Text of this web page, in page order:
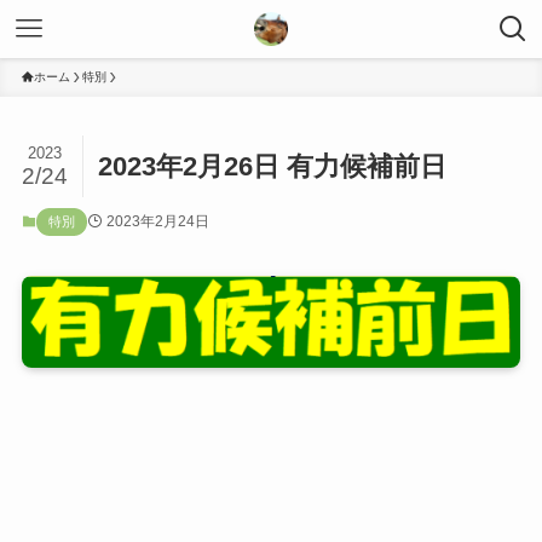
ホーム 特別
2023年2月26日 有力候補前日
2023
2/24
特別 2023年2月24日